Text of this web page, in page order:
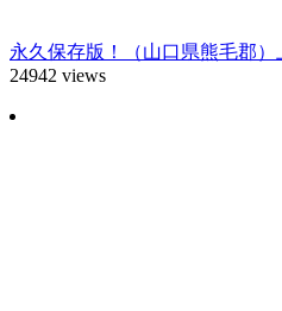
永久保存版！（山口県熊毛郡）
24942 views